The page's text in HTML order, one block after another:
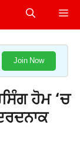
Join Now
ਹੋਮ ‘ਚ